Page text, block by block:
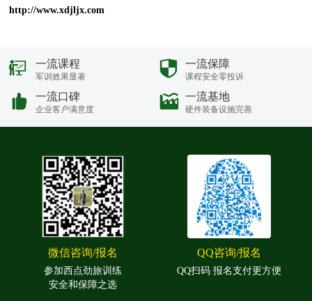
http://www.xdjljx.com
一流课程
军训效果显著
一流保障
课程安全零投诉
一流口碑
企业客户满意度
一流基地
硬件装备设施完善
微信咨询/报名
参加西点劲旅训练
安全和保障之选
QQ咨询/报名
QQ扫码 报名支付更方便